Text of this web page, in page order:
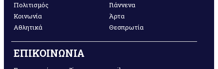
Πολιτισμός
Κοινωνία
Αθλητικά
Γιάννενα
Άρτα
Θεσπρωτία
ΕΠΙΚΟΙΝΩΝΙΑ